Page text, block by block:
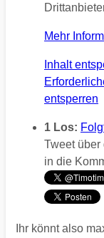
Mehr
Inhalt
entsperren
1 Los:
Tweet über
in die
Ihr könnt also